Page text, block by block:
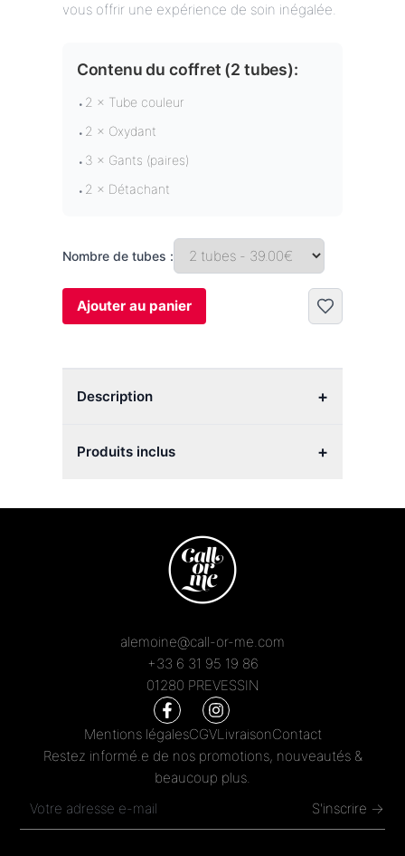
vous offrir une expérience de soin inégalée.
Contenu du coffret (2 tubes):
• 2 × Tube couleur
• 2 × Oxydant
• 3 × Gants (paires)
• 2 × Détachant
Nombre de tubes :
Ajouter au panier
Description +
Produits inclus +
alemoine@call-or-me.com
+33 6 31 95 19 86
01280 PREVESSIN
Mentions légalesCGVLivraisonContact
Restez informé.e de nos promotions, nouveautés &
beaucoup plus.
S'inscrire →